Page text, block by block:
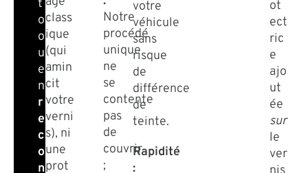
t
o
o
u
e
n
r
e
c
o
n
class
ique
(qui
amin
cit
votre
verni
s), ni
une
prot
Notre
procédé
unique
ne
se
contente
pas
de
couvrir
;
votre
véhicule
sans
risque
de
différence
de
teinte.
Rapidité
:
ot
ect
ric
e
ajo
ut
ée
sur
le
ver